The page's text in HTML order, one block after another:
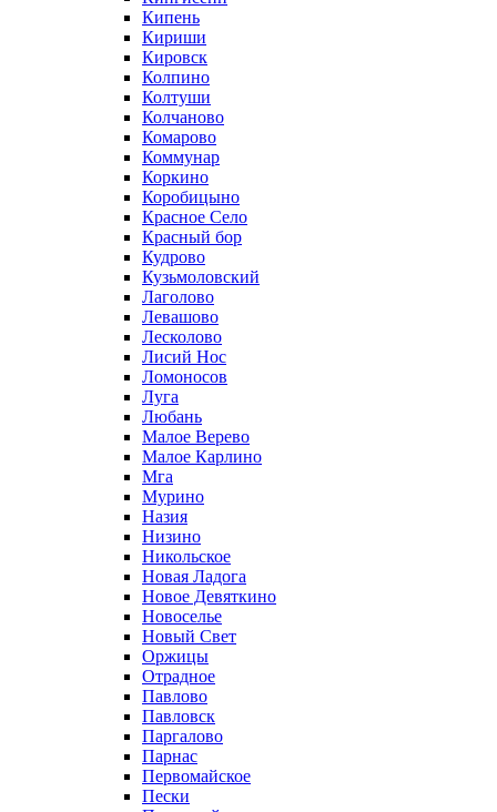
Кипень
Кириши
Кировск
Колпино
Колтуши
Колчаново
Комарово
Коммунар
Коркино
Коробицыно
Красное Село
Красный бор
Кудрово
Кузьмоловский
Лаголово
Левашово
Лесколово
Лисий Нос
Ломоносов
Луга
Любань
Малое Верево
Малое Карлино
Мга
Мурино
Назия
Низино
Никольское
Новая Ладога
Новое Девяткино
Новоселье
Новый Свет
Оржицы
Отрадное
Павлово
Павловск
Паргалово
Парнас
Первомайское
Пески